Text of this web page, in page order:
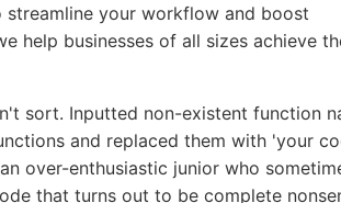
your workflow and boost
help businesses of all sizes achieve
sort. Inputted non-existent function
and replaced them with 'your
over-enthusiastic junior who
that turns out to be complete